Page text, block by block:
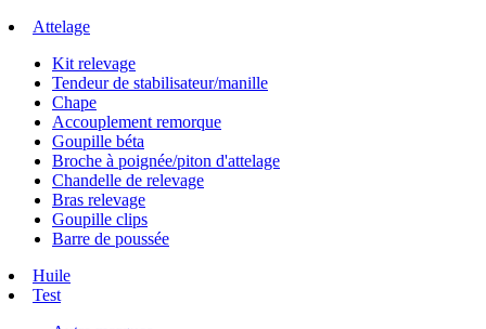
Attelage
Kit relevage
Tendeur de stabilisateur/manille
Chape
Accouplement remorque
Goupille béta
Broche à poignée/piton d'attelage
Chandelle de relevage
Bras relevage
Goupille clips
Barre de poussée
Huile
Test